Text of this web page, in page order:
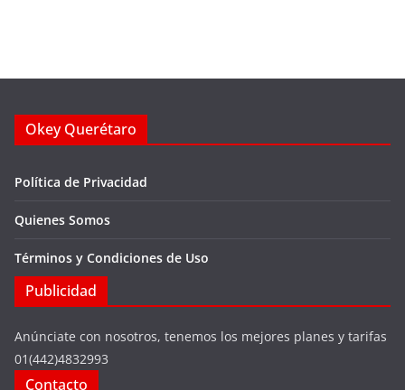
Okey Querétaro
Política de Privacidad
Quienes Somos
Términos y Condiciones de Uso
Publicidad
Anúnciate con nosotros, tenemos los mejores planes y tarifas
01(442)4832993
Contacto